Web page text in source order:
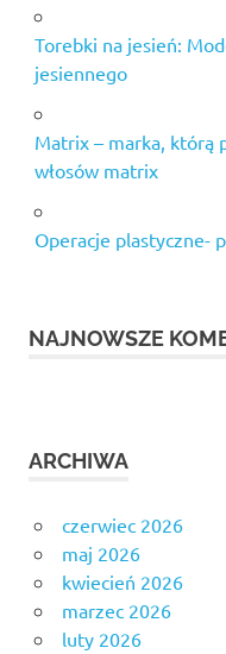
Torebki na jesień:
jesiennego
Matrix – marka, którą
włosów matrix
Operacje plastyczne-
NAJNOWSZE
ARCHIWA
czerwiec 2026
maj 2026
kwiecień 2026
marzec 2026
luty 2026